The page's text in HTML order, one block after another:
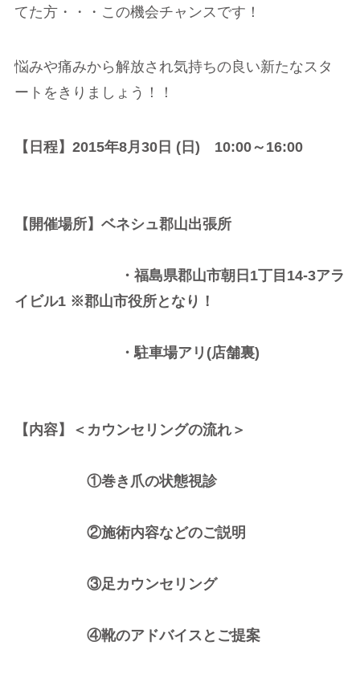
てた方・・・この機会チャンスです！
悩みや痛みから解放され気持ちの良い新たなスタ
ートをきりましょう！！
【日程】2015年8月30日 (日) 10:00～16:00
【開催場所】ベネシュ郡山出張所
・福島県郡山市朝日1丁目14-3アラ
イビル1 ※郡山市役所となり！
・駐車場アリ(店舗裏)
【内容】＜カウンセリングの流れ＞
①巻き爪の状態視診
②施術内容などのご説明
③足カウンセリング
④靴のアドバイスとご提案